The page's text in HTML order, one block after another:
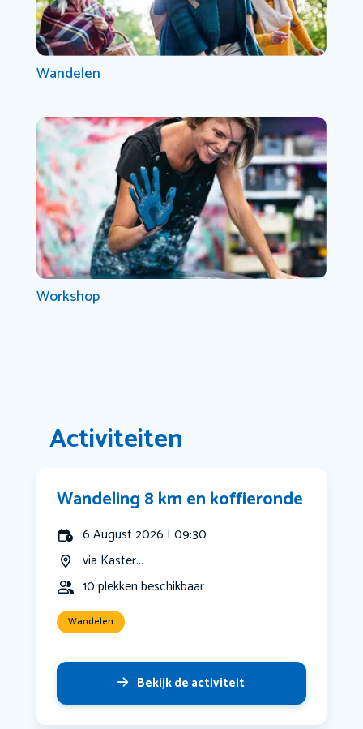
Wandelen
Workshop
Activiteiten
Wandeling 8 km en koffieronde
6 August 2026 | 09:30
via Kaster...
10 plekken beschikbaar
Wandelen
Bekijk de activiteit